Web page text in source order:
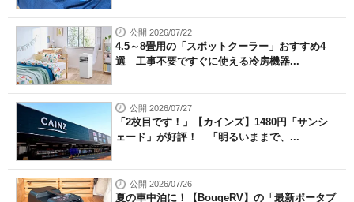
公開 2026/07/22
4.5～8畳用の「スポットクーラー」おすすめ4
選 工事不要ですぐに使える冷房機器...
公開 2026/07/27
「2枚目です！」【カインズ】1480円「サンシ
ェード」が好評！ 「明るいままで、...
公開 2026/07/26
夏の車中泊に！【BougeRV】の「最新ポータブ